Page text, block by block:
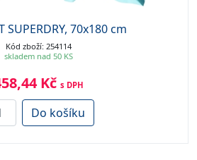
SUPERDRY, 70x180 cm
Kód zboží: 254114
skladem nad 50 KS
Kč s DPH
Do košíku